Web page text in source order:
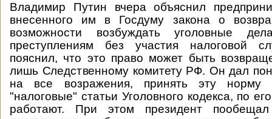
Владимир Путин вчера объяснил
внесенного им в Госдуму закона о
возможности возбуждать уголовные
преступлениям без участия налоговой
пояснил, что это право может быть
лишь Следственному комитету РФ. Он дал
на все возражения, принять эту норму
"налоговые" статьи Уголовного кодекса, по
работают. При этом президент